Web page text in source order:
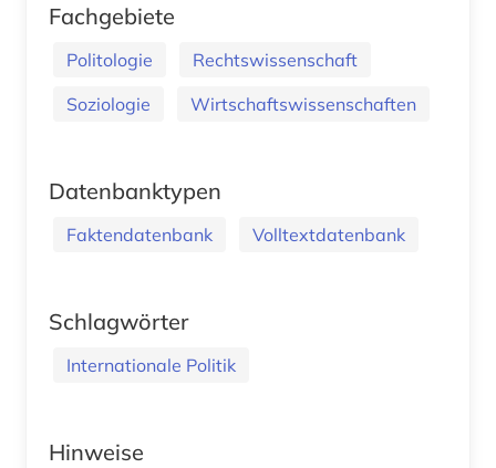
Fachgebiete
Politologie
Rechtswissenschaft
Soziologie
Wirtschaftswissenschaften
Datenbanktypen
Faktendatenbank Volltextdatenbank
Schlagwörter
Internationale Politik
Hinweise